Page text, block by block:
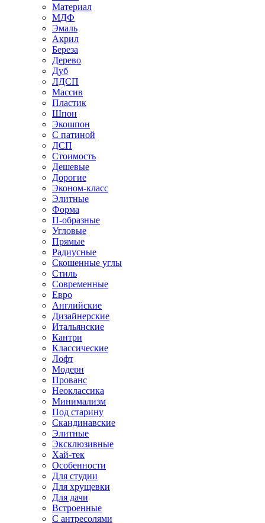
Материал
МДФ
Эмаль
Акрил
Береза
Дерево
Дуб
ЛДСП
Массив
Пластик
Шпон
Экошпон
С патиной
ДСП
Стоимость
Дешевые
Дорогие
Эконом-класс
Элитные
Форма
П-образные
Угловые
Прямые
Радиусные
Скошенные углы
Стиль
Современные
Евро
Английские
Дизайнерские
Итальянские
Кантри
Классические
Лофт
Модерн
Прованс
Неоклассика
Минимализм
Под старину
Скандинавские
Элитные
Эксклюзивные
Хай-тек
Особенности
Для студии
Для хрущевки
Для дачи
Встроенные
С антресолями